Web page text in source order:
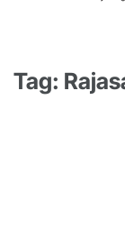
Tag: